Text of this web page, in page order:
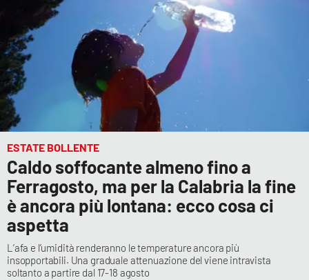
ESTATE BOLLENTE
Caldo soffocante almeno fino a
Ferragosto, ma per la Calabria la fine
è ancora più lontana: ecco cosa ci
aspetta
L’afa e l’umidità renderanno le temperature ancora più
insopportabili. Una graduale attenuazione del viene intravista
soltanto a partire dal 17-18 agosto